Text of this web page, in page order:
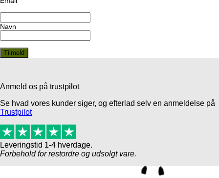
Navn
Anmeld os på trustpilot
Se hvad vores kunder siger, og efterlad selv en anmeldelse på
Trustpilot
Leveringstid 1-4 hverdage.
Forbehold for restordre og udsolgt vare.